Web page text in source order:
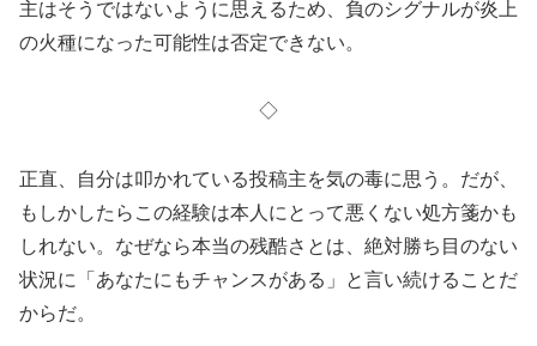
主はそうではないように思えるため、負のシグナルが炎上
の火種になった可能性は否定できない。
◇
正直、自分は叩かれている投稿主を気の毒に思う。だが、
もしかしたらこの経験は本人にとって悪くない処方箋かも
しれない。なぜなら本当の残酷さとは、絶対勝ち目のない
状況に「あなたにもチャンスがある」と言い続けることだ
からだ。